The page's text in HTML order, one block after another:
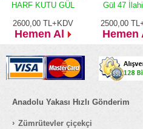
HARF KUTU GÜL
2600,00 TL+KDV
Hemen Al
Gül 47
2500,00
Hemen
Anadolu Yakası Hızlı Gönderim
Zümrütevler çiçekçi